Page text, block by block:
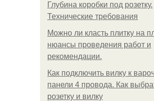
Глубина коробки под розетку.
Технические требования
Можно ли класть плитку на
нюансы проведения работ и
рекомендации.
Как подключить вилку к
панели 4 провода. Как
розетку и вилку